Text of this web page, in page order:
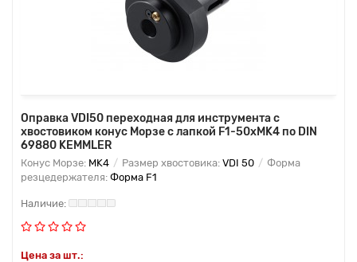
Оправка VDI50 переходная для инструмента с
хвостовиком конус Морзе с лапкой F1-50хMK4 по DIN
69880 KEMMLER
Конус Морзе: MK4 Размер хвостовика: VDI 50
Форма
резцедержателя: Форма F1
Цена за шт.: